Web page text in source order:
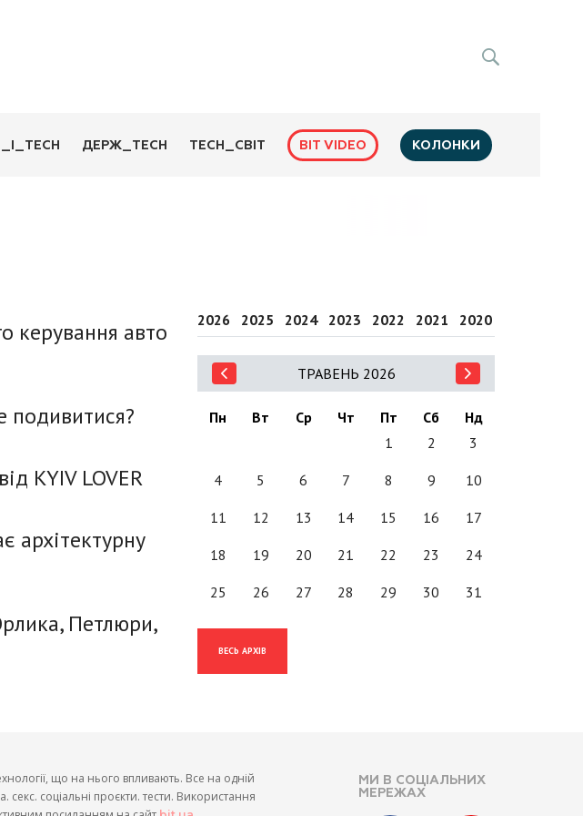
ДЕРЖ_TECH TECH_СВІТ BIT VIDEO КОЛОНКИ
керування авто
подивитися?
KYIV LOVER
архітектурну
Петлюри,
2026 2025 2024 2023 2022 2021 2020
ТРАВЕНЬ 2026
Пн Вт Ср Чт Пт Сб
Нд
1
2 3
4 5 6 7 8 9 10
11 12 13 14 15 16 17
18 19 20 21 22 23 24
25 26 27 28 29 30 31
ВЕСЬ АРХІВ
МИ В СОЦІАЛЬНИХ
МЕРЕЖАХ
що на нього впливають. Все на одній
секс. соціальні проєкти. тести. Використання